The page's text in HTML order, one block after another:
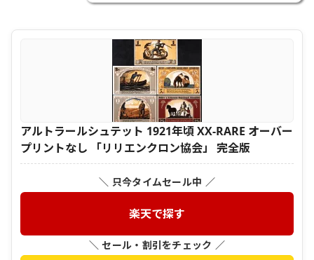
アルトラールシュテット 1921年頃 XX-RARE オーバー
プリントなし 「リリエンクロン協会」 完全版
＼ 只今タイムセール中 ／
楽天で探す
＼ セール・割引をチェック ／